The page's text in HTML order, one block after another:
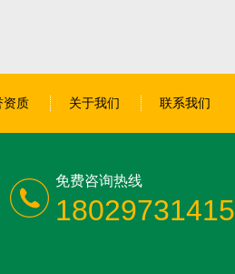
资质 关于我们 联系我们
免费咨询热线
18029731415